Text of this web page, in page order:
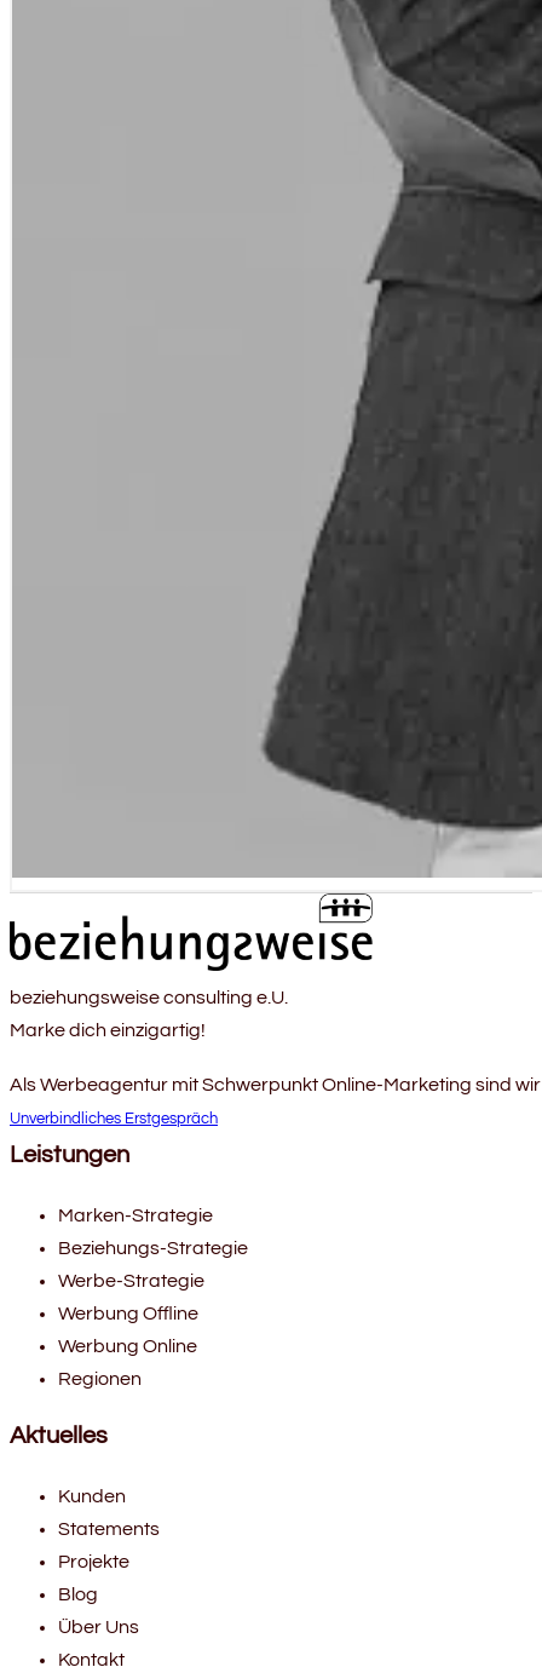
beziehungsweise consulting e.U.
Marke dich einzigartig!
Als Werbeagentur mit Schwerpunkt Online-Marketing sind
Unverbindliches Erstgespräch
Leistungen
Marken-Strategie
Beziehungs-Strategie
Werbe-Strategie
Werbung Offline
Werbung Online
Regionen
Aktuelles
Kunden
Statements
Projekte
Blog
Über Uns
Kontakt